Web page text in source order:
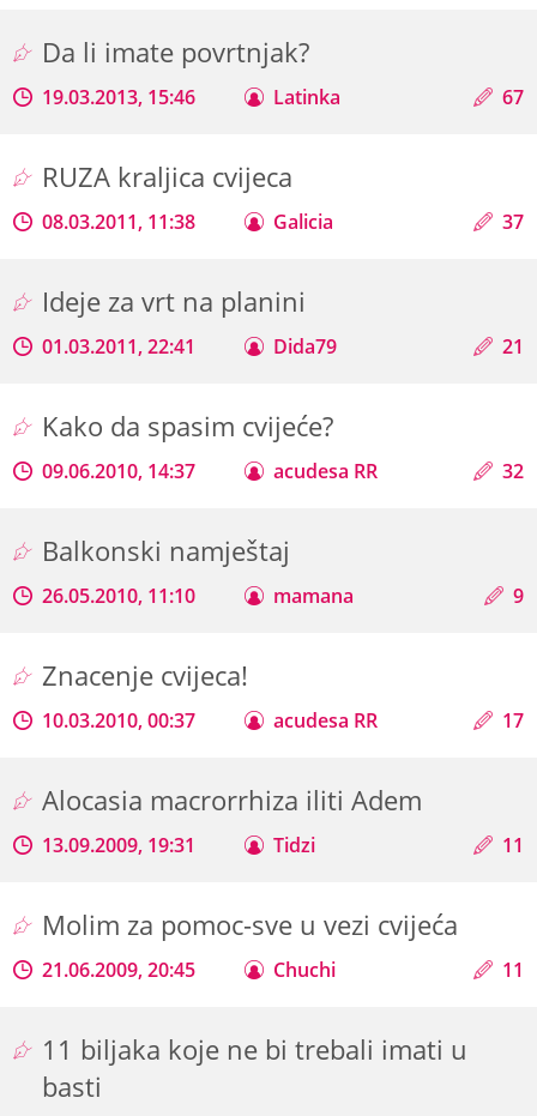
Da li imate povrtnjak?
19.03.2013, 15:46 Latinka 67
RUZA kraljica cvijeca
08.03.2011, 11:38 Galicia 37
Ideje za vrt na planini
01.03.2011, 22:41 Dida79 21
Kako da spasim cvijeće?
09.06.2010, 14:37 acudesa RR 32
Balkonski namještaj
26.05.2010, 11:10 mamana 9
Znacenje cvijeca!
10.03.2010, 00:37 acudesa RR 17
Alocasia macrorrhiza iliti Adem
13.09.2009, 19:31 Tidzi 11
Molim za pomoc-sve u vezi cvijeća
21.06.2009, 20:45 Chuchi 11
11 biljaka koje ne bi trebali imati u
basti